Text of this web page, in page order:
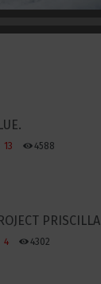
13 4588
PRISCILLA
4 4302